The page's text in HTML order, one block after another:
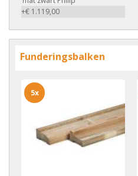
+€ 1.119,00
Funderingsbalken
5x